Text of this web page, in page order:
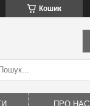
Кошик
ПРО НАС